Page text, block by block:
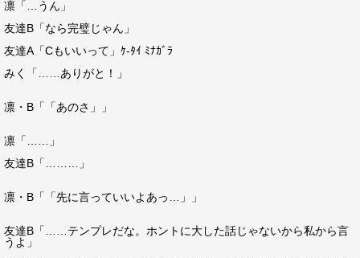
凛「…うん」
友達B「なら完璧じゃん」
友達A「Cもいいって」ｹ-ﾀｲ ﾐﾅｶﾞﾗ
みく「……ありがと！」
凛・B「「あのさ」」
凛「……」
友達B「………」
凛・B「「先に言っていいよあっ…」」
友達B「……テンプレだな。ホントに大した話じゃないから私から言
うよ」